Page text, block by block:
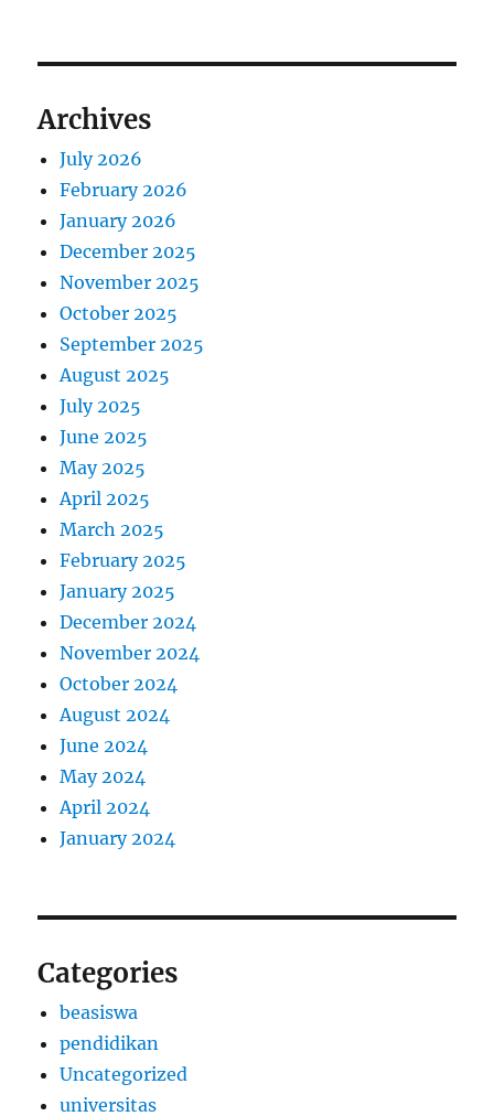
Archives
July 2026
February 2026
January 2026
December 2025
November 2025
October 2025
September 2025
August 2025
July 2025
June 2025
May 2025
April 2025
March 2025
February 2025
January 2025
December 2024
November 2024
October 2024
August 2024
June 2024
May 2024
April 2024
January 2024
Categories
beasiswa
pendidikan
Uncategorized
universitas